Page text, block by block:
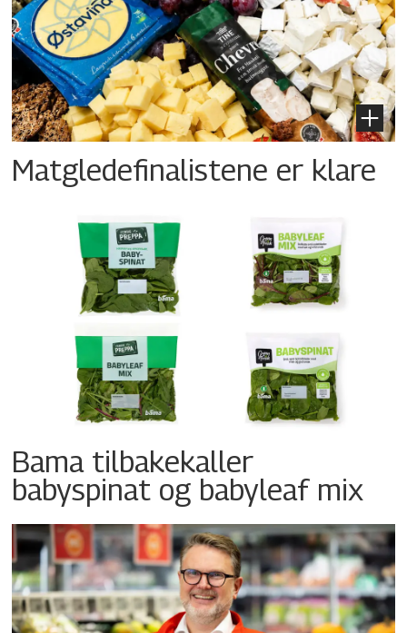
Matgledefinalistene er klare
Bama tilbakekaller
babyspinat og babyleaf mix